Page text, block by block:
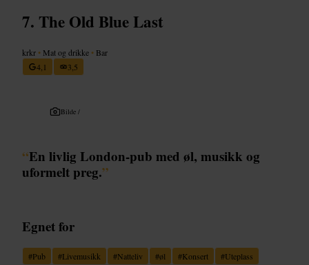
The Old Blue Last
krkr • Mat og drikke • Bar
4,1
3,5
Bilde /
“En livlig London-pub med øl, musikk og
uformelt preg.”
Egnet for
#Pub #Livemusikk #Natteliv #øl #Konsert #Uteplass